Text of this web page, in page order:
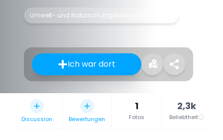
Umwelt- und Naturschutzgebiete in der Ukraine
Ich war dort
Discussion Bewertungen
1
Fotos
2,3k
Beliebtheit